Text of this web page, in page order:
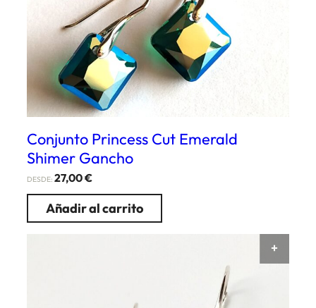
Conjunto Princess Cut Emerald
Shimer Gancho
DESDE: 27,00€
Añadir al carrito